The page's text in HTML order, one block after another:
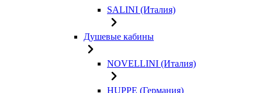
SALINI (Италия)
Душевые кабины
NOVELLINI (Италия)
HUPPE (Германия)